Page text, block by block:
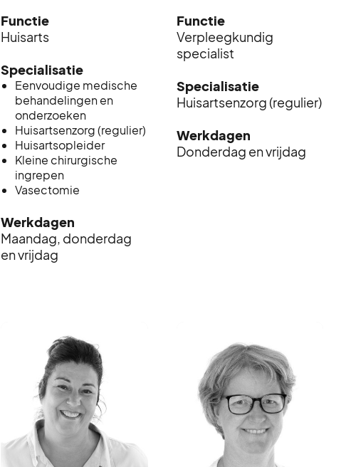
Functie
Huisarts
Specialisatie
Eenvoudige medische
behandelingen en
onderzoeken
Huisartsenzorg (regulier)
Huisartsopleider
Kleine chirurgische
ingrepen
Vasectomie
Werkdagen
Maandag, donderdag
en vrijdag
Functie
Verpleegkundig
specialist
Specialisatie
Huisartsenzorg (regulier)
Werkdagen
Donderdag en vrijdag